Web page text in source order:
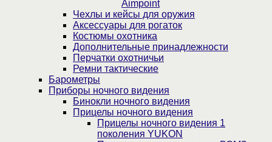
Aimpoint
Чехлы и кейсы для оружия
Аксессуары для рогаток
Костюмы охотника
Дополнительные принадлежности
Перчатки охотничьи
Ремни тактические
Барометры
Приборы ночного видения
Бинокли ночного видения
Прицелы ночного видения
Прицелы ночного видения 1
поколения YUKON